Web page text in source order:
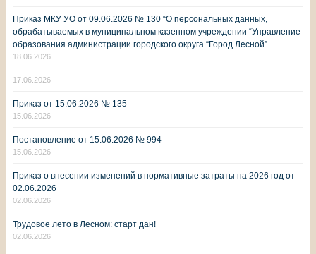
Приказ МКУ УО от 09.06.2026 № 130 “О персональных данных,
обрабатываемых в муниципальном казенном учреждении “Управление
образования администрации городского округа “Город Лесной”
18.06.2026
17.06.2026
Приказ от 15.06.2026 № 135
15.06.2026
Постановление от 15.06.2026 № 994
15.06.2026
Приказ о внесении изменений в нормативные затраты на 2026 год от
02.06.2026
02.06.2026
Трудовое лето в Лесном: старт дан!
02.06.2026